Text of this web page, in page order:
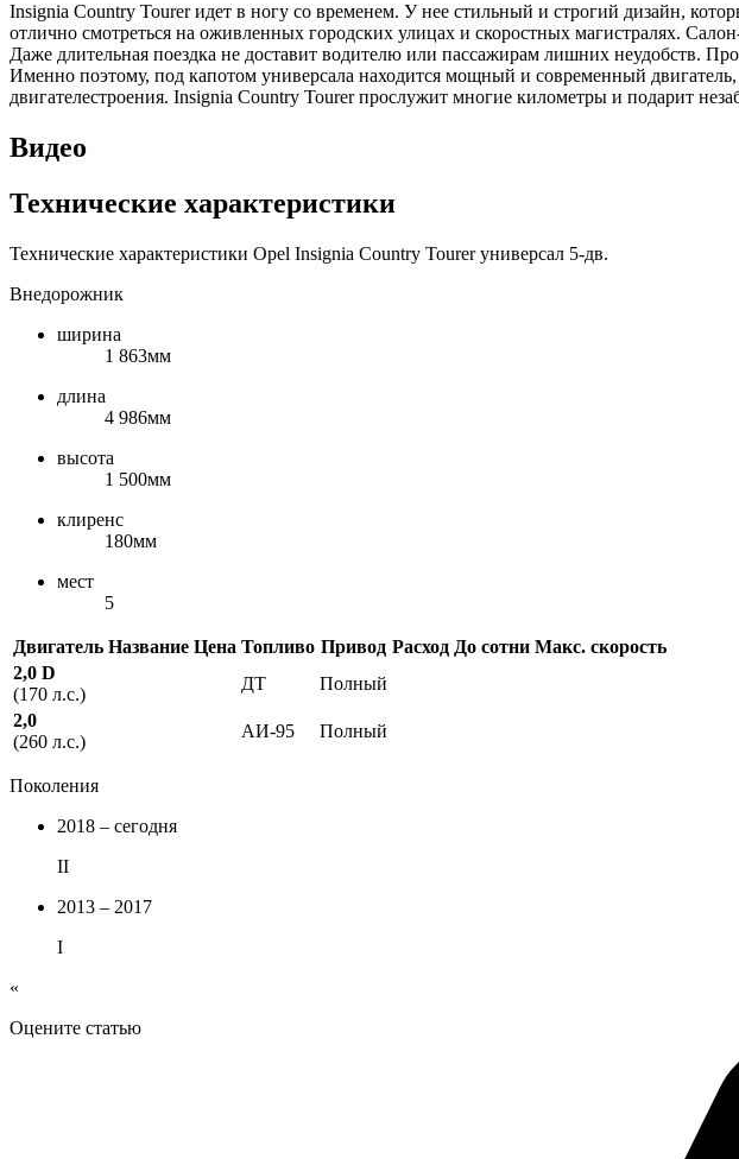
Insignia Country Tourer идет в ногу со временем. У нее стильный и строгий дизайн,
отлично смотреться на оживленных городских улицах и скоростных магистралях.
Даже длительная поездка не доставит водителю или пассажирам лишних неудобств.
Именно поэтому, под капотом универсала находится мощный и современный
двигателестроения. Insignia Country Tourer прослужит многие километры и подарит
Видео
Технические характеристики
Технические характеристики Opel Insignia Country Tourer универсал 5-дв.
Внедорожник
ширина
1 863мм
длина
4 986мм
высота
1 500мм
клиренс
180мм
мест
5
Двигатель Название Цена Топливо Привод Расход До сотни Макс. скорость
2,0 D
(170 л.с.)
ДТ
Полный
2,0
(260 л.с.)
АИ-95 Полный
Поколения
2018 – сегодня
II
2013 – 2017
I
«
Оцените статью